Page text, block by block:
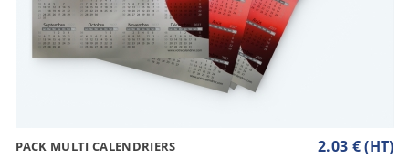
PACK MULTI CALENDRIERS 2.03 € (HT)